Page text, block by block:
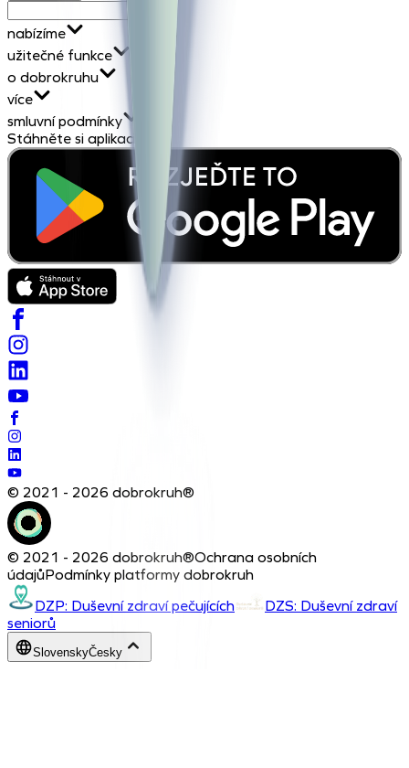
nabízíme
užitečné funkce
o dobrokruhu
více
smluvní podmínky
Stáhněte si aplikaci
© 2021 - 2026 dobrokruh®
© 2021 - 2026 dobrokruh®Ochrana osobních
údajůPodmínky platformy dobrokruh
DZP: Duševní zdraví pečujících
DZS: Duševní zdraví
seniorů
SlovenskyČesky